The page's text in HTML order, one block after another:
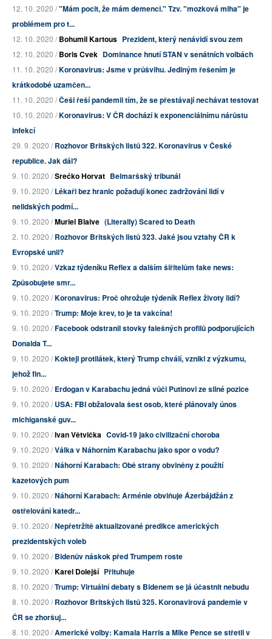
12. 10. 2020 /"Mám pocit, že mám demenci." Tzv. "mozková mlha" je
problémem pro t...
12. 10. 2020 /Bohumil Kartous Prezident, který nenávidí svou zem
12. 10. 2020 /Boris Cvek Dominance hnutí STAN v senátních volbách
11. 10. 2020 /Koronavirus: Jsme v průšvihu. Jediným řešením je
krátkodobé uzamčen...
11. 10. 2020 /Češi řeší pandemii tím, že se přestávají nechávat testovat
10. 10. 2020 /Koronavirus: V ČR dochází k exponenciálnímu nárůstu
infekcí
29. 9. 2020 /Rozhovor Britských listů 322. Koronavirus v České
republice. Jak dál?
9. 10. 2020 /Srećko Horvat Belmaršský tribunál
9. 10. 2020 /Lékaři bez hranic požadují konec zadržování lidí v
nelidských podmí...
9. 10. 2020 /Muriel Blaive (Literally) Scared to Death
2. 10. 2020 /Rozhovor Britských listů 323. Jaké jsou vztahy ČR k
Evropské unii?
9. 10. 2020 /Vzkaz týdeníku Reflex a dalším šiřitelům fake news:
Způsobujete smr...
9. 10. 2020 /Koronavirus: Proč ohrožuje týdeník Reflex životy lidí?
9. 10. 2020 /Trump: Moje krev, to je ta vakcína!
9. 10. 2020 /Facebook odstranil stovky falešných profilů podporujících
Donalda T...
9. 10. 2020 /Koktejl protilátek, který Trump chválí, vznikl z výzkumu,
jehož fin...
9. 10. 2020 /Erdogan v Karabachu jedná vůči Putinovi ze silné pozice
9. 10. 2020 /USA: FBI obžalovala šest osob, které plánovaly únos
michiganské guv...
9. 10. 2020 /Ivan Větvička Covid-19 jako civilizační choroba
9. 10. 2020 /Válka v Náhorním Karabachu jako spor o vodu?
9. 10. 2020 /Náhorní Karabach: Obě strany obviněny z použití
kazetových pum
9. 10. 2020 /Náhorní Karabach: Arménie obviňuje Ázerbájdžán z
ostřelování katedr...
9. 10. 2020 /Nepřetržitě aktualizované predikce amerických
prezidentských voleb
9. 10. 2020 /Bidenův náskok před Trumpem roste
9. 10. 2020 /Karel Dolejší Přituhuje
8. 10. 2020 /Trump: Virtuální debaty s Bidenem se já účastnit nebudu
8. 10. 2020 /Rozhovor Britských listů 325. Koronavirová pandemie v
ČR se zhoršuj...
8. 10. 2020 /Americké volby: Kamala Harris a Mike Pence se střetli v